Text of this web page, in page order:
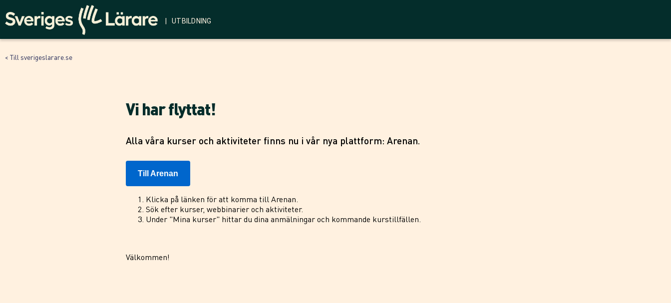
| UTBILDNING
< Till sverigeslarare.se
Vi har flyttat!
Alla våra kurser och aktiviteter finns nu i vår nya plattform: Arenan.
Till Arenan
Klicka på länken för att komma till Arenan.
Sök efter kurser, webbinarier och aktiviteter.
Under "Mina kurser" hittar du dina anmälningar och kommande kurstillfällen.
Välkommen!